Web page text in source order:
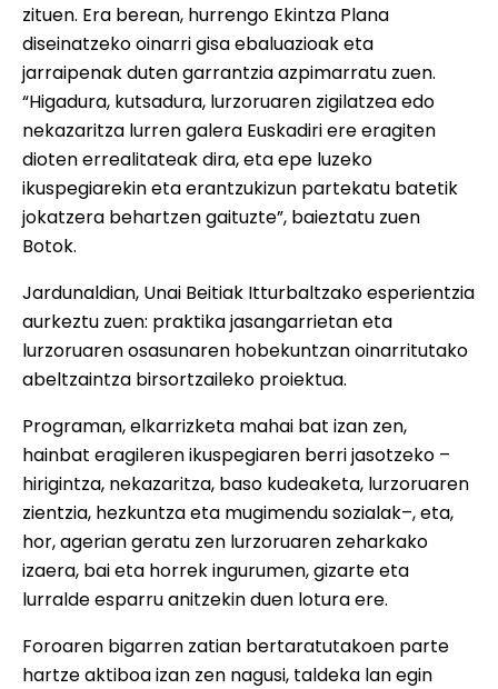
zituen. Era berean, hurrengo Ekintza Plana
diseinatzeko oinarri gisa ebaluazioak eta
jarraipenak duten garrantzia azpimarratu zuen.
“Higadura, kutsadura, lurzoruaren zigilatzea edo
nekazaritza lurren galera Euskadiri ere eragiten
dioten errealitateak dira, eta epe luzeko
ikuspegiarekin eta erantzukizun partekatu batetik
jokatzera behartzen gaituzte”, baieztatu zuen
Botok.
Jardunaldian, Unai Beitiak Itturbaltzako esperientzia
aurkeztu zuen: praktika jasangarrietan eta
lurzoruaren osasunaren hobekuntzan oinarritutako
abeltzaintza birsortzaileko proiektua.
Programan, elkarrizketa mahai bat izan zen,
hainbat eragileren ikuspegiaren berri jasotzeko –
hirigintza, nekazaritza, baso kudeaketa, lurzoruaren
zientzia, hezkuntza eta mugimendu sozialak–, eta,
hor, agerian geratu zen lurzoruaren zeharkako
izaera, bai eta horrek ingurumen, gizarte eta
lurralde esparru anitzekin duen lotura ere.
Foroaren bigarren zatian bertaratutakoen parte
hartze aktiboa izan zen nagusi, taldeka lan egin